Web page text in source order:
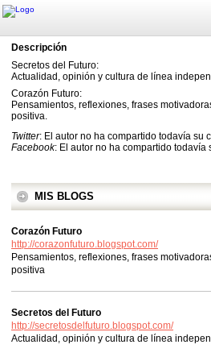
Descripción
Secretos del Futuro:
Actualidad, opinión y cultura de línea
Corazón Futuro:
Pensamientos, reflexiones, frases
positiva.
Twitter: El autor no ha compartido todavía su
Facebook: El autor no ha compartido todavía
MIS BLOGS
Corazón Futuro
http://corazonfuturo.blogspot.com/
Pensamientos, reflexiones, frases
positiva
Secretos del Futuro
http://secretosdelfuturo.blogspot.com/
Actualidad, opinión y cultura de línea